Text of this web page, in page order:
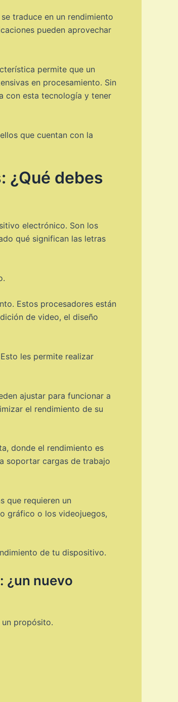
traduce en un rendimiento
pueden aprovechar
permite que un
en procesamiento. Sin
con esta tecnología y tener
que cuentan con la
¿Qué debes
electrónico. Son los
qué significan las letras
Estos procesadores están
de video, el diseño
les permite realizar
ajustar para funcionar a
el rendimiento de su
donde el rendimiento es
soportar cargas de trabajo
que requieren un
gráfico o los videojuegos,
de tu dispositivo.
¿un nuevo
propósito.